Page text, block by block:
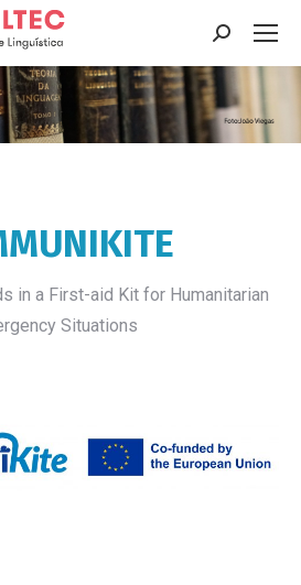
Search:
You are here:
in a First-aid Kit for Humanitarian
Situations